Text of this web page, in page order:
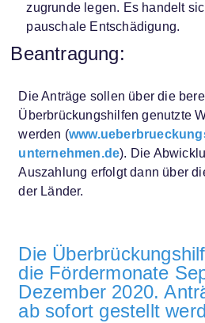
zugrunde legen. Es handelt
pauschale Entschädigung.
Beantragung:
Die Anträge sollen über die
Überbrückungshilfen genutzte
werden (
unternehmen.de). Die
Auszahlung erfolgt dann über
der Länder.
Die
die Fördermonate
Dezember 2020.
ab sofort gestellt